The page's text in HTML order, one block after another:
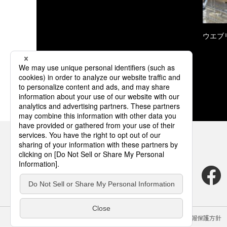
ウエ
サイトのご利用にあたって クッキーポリシー 個人情報保護方針